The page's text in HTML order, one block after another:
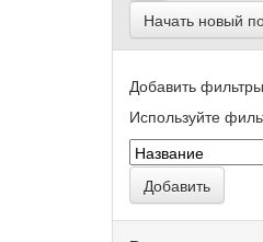
Начать новый
Добавить
Используйте